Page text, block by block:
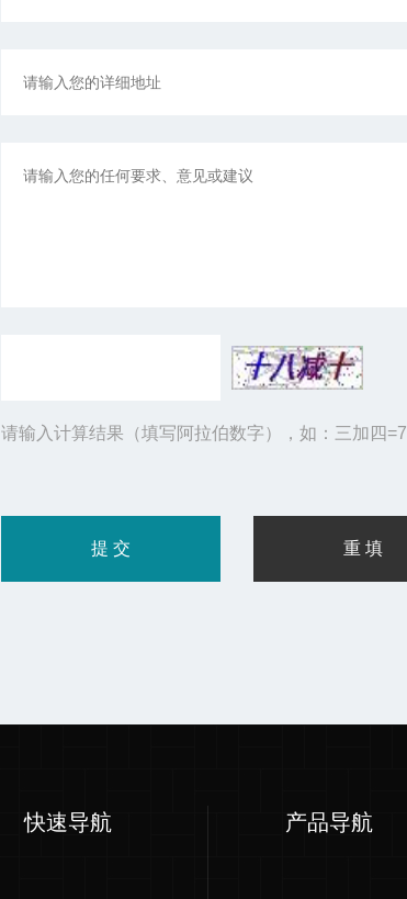
请输入计算结果（填写阿拉伯数字），如：三加四=7
快速导航 产品导航